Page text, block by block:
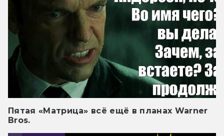
Пятая «Матрица» всё ещё в планах Warner
Bros.